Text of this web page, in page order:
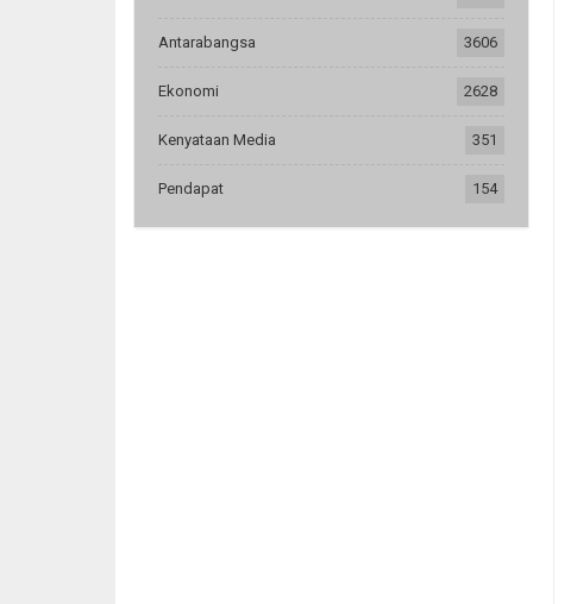
Antarabangsa 3606
Ekonomi 2628
Kenyataan Media 351
Pendapat 154